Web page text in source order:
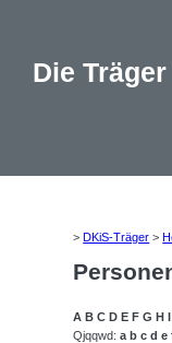
Die
>DKiS-Träger >
A B C D E F G H I
Qjqqwd:a b c d e